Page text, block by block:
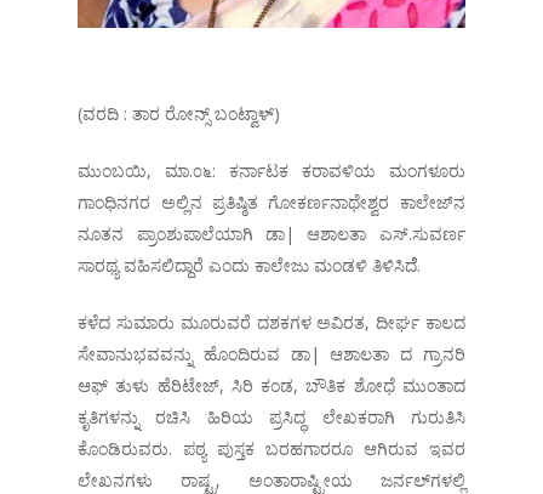
(ವರದಿ : ತಾರ ರೋನ್ಸ್ ಬಂಟ್ವಾಳ್)
ಮುಂಬಯಿ, ಮಾ.೦೬: ಕರ್ನಾಟಕ ಕರಾವಳಿಯ ಮಂಗಳೂರು
ಗಾಂಧಿನಗರ ಅಲ್ಲಿನ ಪ್ರತಿಷ್ಠಿತ ಗೋಕರ್ಣನಾಥೇಶ್ವರ ಕಾಲೇಜ್‌ನ
ನೂತನ ಪ್ರಾಂಶುಪಾಲೆಯಾಗಿ ಡಾ| ಆಶಾಲತಾ ಎಸ್.ಸುವರ್ಣ
ಸಾರಥ್ಯ ವಹಿಸಲಿದ್ದಾರೆ ಎಂದು ಕಾಲೇಜು ಮಂಡಳಿ ತಿಳಿಸಿದೆೆ.
ಕಳೆದ ಸುಮಾರು ಮೂರುವರೆ ದಶಕಗಳ ಅವಿರತ, ದೀರ್ಘ ಕಾಲದ
ಸೇವಾನುಭವವನ್ನು ಹೊಂದಿರುವ ಡಾ| ಆಶಾಲತಾ ದ ಗ್ರಾನರಿ
ಆಫ್ ತುಳು ಹೆರಿಟೇಜ್, ಸಿರಿ ಕಂಡ, ಬೌತಿಕ ಶೋಧೆ ಮುಂತಾದ
ಕೃತಿಗಳನ್ನು ರಚಿಸಿ ಹಿರಿಯ ಪ್ರಸಿದ್ಧ ಲೇಖಕರಾಗಿ ಗುರುತಿಸಿ
ಕೊಂಡಿರುವರು. ಪಠ್ಯ ಪುಸ್ತಕ ಬರಹಗಾರರೂ ಆಗಿರುವ ಇವರ
ಲೇಖನಗಳು ರಾಷ್ಟ್ರ, ಅಂತಾರಾಷ್ಟ್ರೀಯ ಜರ್ನಲ್‌ಗಳಲ್ಲಿ